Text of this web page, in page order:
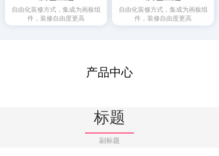
自由化装修方式，集成为画板组
件，装修自由度更高
自由化装修方式，集成为画板组
件，装修自由度更高
产品中心
标题
副标题